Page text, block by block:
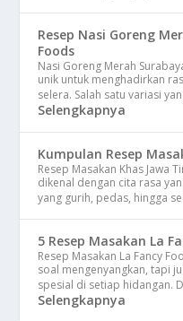
Resep Nasi Goreng
Foods
Nasi Goreng Merah
unik untuk menghadirkan
selera. Salah satu variasi
Selengkapnya
Kumpulan Resep
Resep Masakan Khas Jawa
dikenal dengan cita rasa
yang gurih, pedas, hingga
5 Resep Masakan La
Resep Masakan La Fancy
soal mengenyangkan, tapi
spesial di setiap hidangan.
Selengkapnya